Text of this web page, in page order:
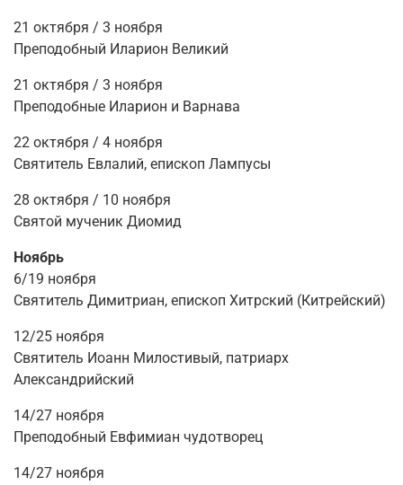
21 октября / 3 ноября
Преподобный Иларион Великий
21 октября / 3 ноября
Преподобные Иларион и Варнава
22 октября / 4 ноября
Святитель Евлалий, епископ Лампусы
28 октября / 10 ноября
Святой мученик Диомид
Ноябрь
6/19 ноября
Святитель Димитриан, епископ Хитрский (Китрейский)
12/25 ноября
Святитель Иоанн Милостивый, патриарх
Александрийский
14/27 ноября
Преподобный Евфимиан чудотворец
14/27 ноября